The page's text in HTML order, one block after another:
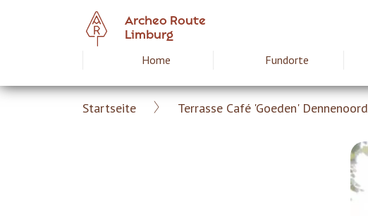
Archeo Route
Limburg
Hoofdnavigatie
Archeoroute
Home Fundorte
Breadcrumb
Startseite Terrasse Café 'Goeden' Dennenoord